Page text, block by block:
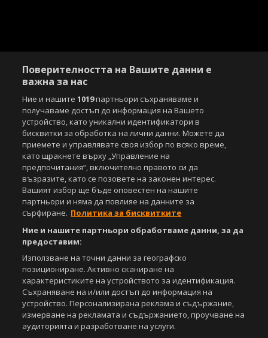
Поверителността на Вашите данни е
важна за нас
Ние и нашите1019партньори съхраняваме и
получаваме достъп до информация на Вашето
устройство, като уникални идентификатори в
бисквитки за обработка на лични данни. Можете да
приемете и управлявате своя избор по всяко време,
като щракнете върху „Управление на
предпочитания“, включително правото си да
възразите, като се позовете на законен интерес.
Вашият избор ще бъде оповестен на нашите
партньори и няма да повлияе на данните за
сърфиране. Политика за бисквитките
Ние и нашите партньори обработваме данни, за да
предоставим:
Използване на точни данни за географско
позициониране. Активно сканиране на
характеристиките на устройството за идентификация.
Съхраняване на и/или достъп до информация на
устройство. Персонализирана реклама и съдържание,
измерване на рекламата и съдържанието, проучване на
аудиторията и разработване на услуги.